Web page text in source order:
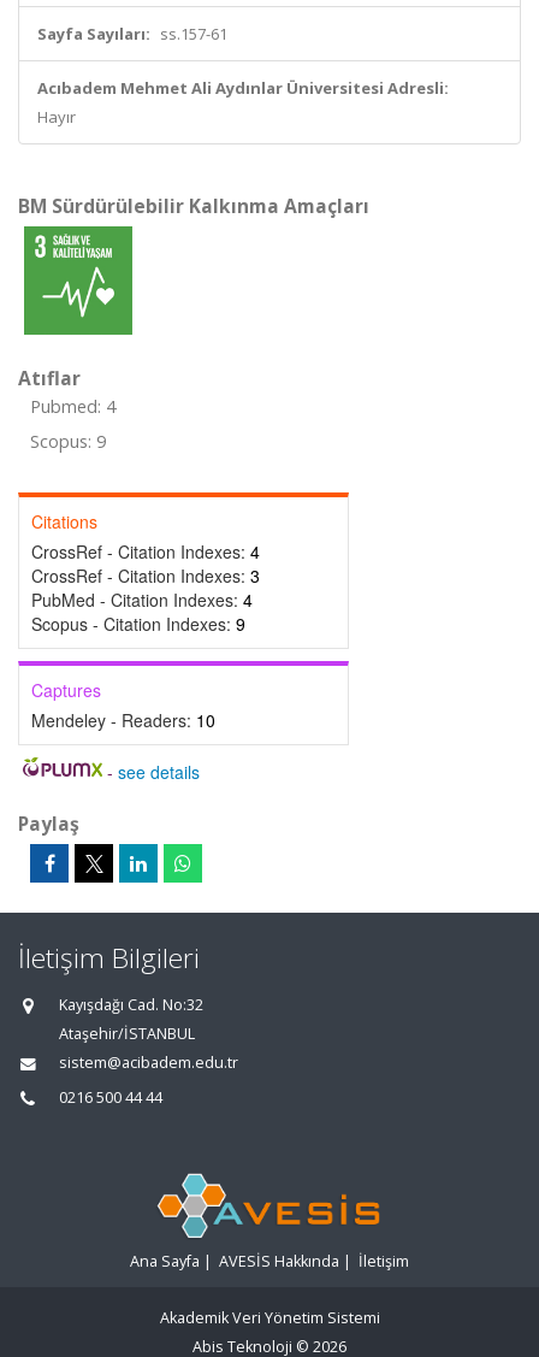
Sayfa Sayıları: ss.157-61
Acıbadem Mehmet Ali Aydınlar Üniversitesi Adresli:
Hayır
BM Sürdürülebilir Kalkınma Amaçları
Atıflar
Pubmed: 4
Scopus: 9
Citations
CrossRef - Citation Indexes: 4
CrossRef - Citation Indexes: 3
PubMed - Citation Indexes: 4
Scopus - Citation Indexes: 9
Captures
Mendeley - Readers: 10
- see details
Paylaş
İletişim Bilgileri
Kayışdağı Cad. No:32
Ataşehir/İSTANBUL
sistem@acibadem.edu.tr
0216 500 44 44
Ana Sayfa | AVESİS Hakkında | İletişim
Akademik Veri Yönetim Sistemi
Abis Teknoloji © 2026